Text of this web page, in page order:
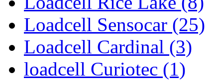
Loadcell Sensocar (25)
Loadcell Cardinal (3)
loadcell Curiotec (1)